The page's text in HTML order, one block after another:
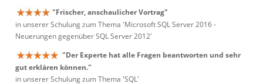
"Frischer, anschaulicher Vortrag"
in unserer Schulung zum Thema 'Microsoft SQL Server 2016 -
Neuerungen gegenüber SQL Server 2012'
"Der Experte hat alle Fragen beantworten und sehr
gut erklären können."
in unserer Schulung zum Thema 'SQL'